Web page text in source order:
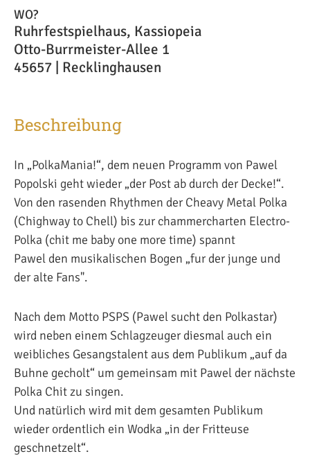
WO?
Ruhrfestspielhaus, Kassiopeia
Otto-Burrmeister-Allee 1
45657 | Recklinghausen
Beschreibung
In „PolkaMania!“, dem neuen Programm von Pawel
Popolski geht wieder „der Post ab durch der Decke!“.
Von den rasenden Rhythmen der Cheavy Metal Polka
(Chighway to Chell) bis zur chammercharten Electro-
Polka (chit me baby one more time) spannt
Pawel den musikalischen Bogen „fur der junge und
der alte Fans".
Nach dem Motto PSPS (Pawel sucht den Polkastar)
wird neben einem Schlagzeuger diesmal auch ein
weibliches Gesangstalent aus dem Publikum „auf da
Buhne gecholt“ um gemeinsam mit Pawel der nächste
Polka Chit zu singen.
Und natürlich wird mit dem gesamten Publikum
wieder ordentlich ein Wodka „in der Fritteuse
geschnetzelt“.